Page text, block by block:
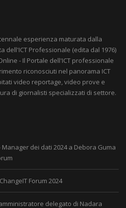
esperienza maturata dalla
dell'ICT Professionale (edita dal 1976)
- Il Portale dell'ICT professionale
riconosciuti nel panorama ICT
video reportage, video prove e
di giornalisti specializzati di settore.
dei dati 2024 a Debora Guma
Forum 2024
delegato di Nadara